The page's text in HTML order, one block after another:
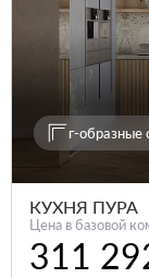
г-образные
КУХНЯ ПУРА
Цена в базовой
311